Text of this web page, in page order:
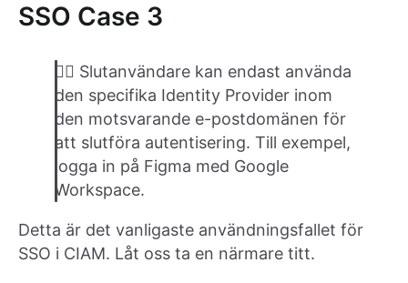
SSO Case 3
👉🏽 Slutanvändare kan endast använda
den specifika Identity Provider inom
den motsvarande e-postdomänen för
att slutföra autentisering. Till exempel,
logga in på Figma med Google
Workspace.
Detta är det vanligaste användningsfallet för
SSO i CIAM. Låt oss ta en närmare titt.